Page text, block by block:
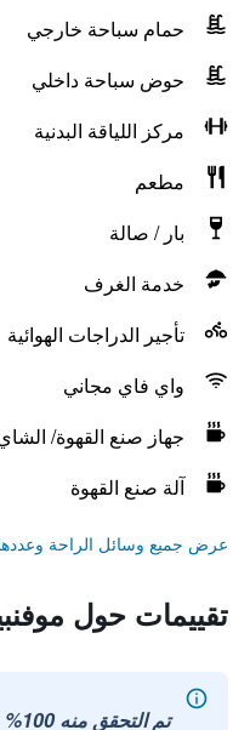
حمام سباحة خارجي
حوض سباحة داخلي
مركز اللياقة البدنية
مطعم
بار / صالة
خدمة الغرف
تأجير الدراجات الهوائية
واي فاي مجاني
جهاز صنع القهوة/
آلة صنع القهوة
عرض جميع وسائل الراحة وعددها
تقييمات حول
تم التحقق منه 100%